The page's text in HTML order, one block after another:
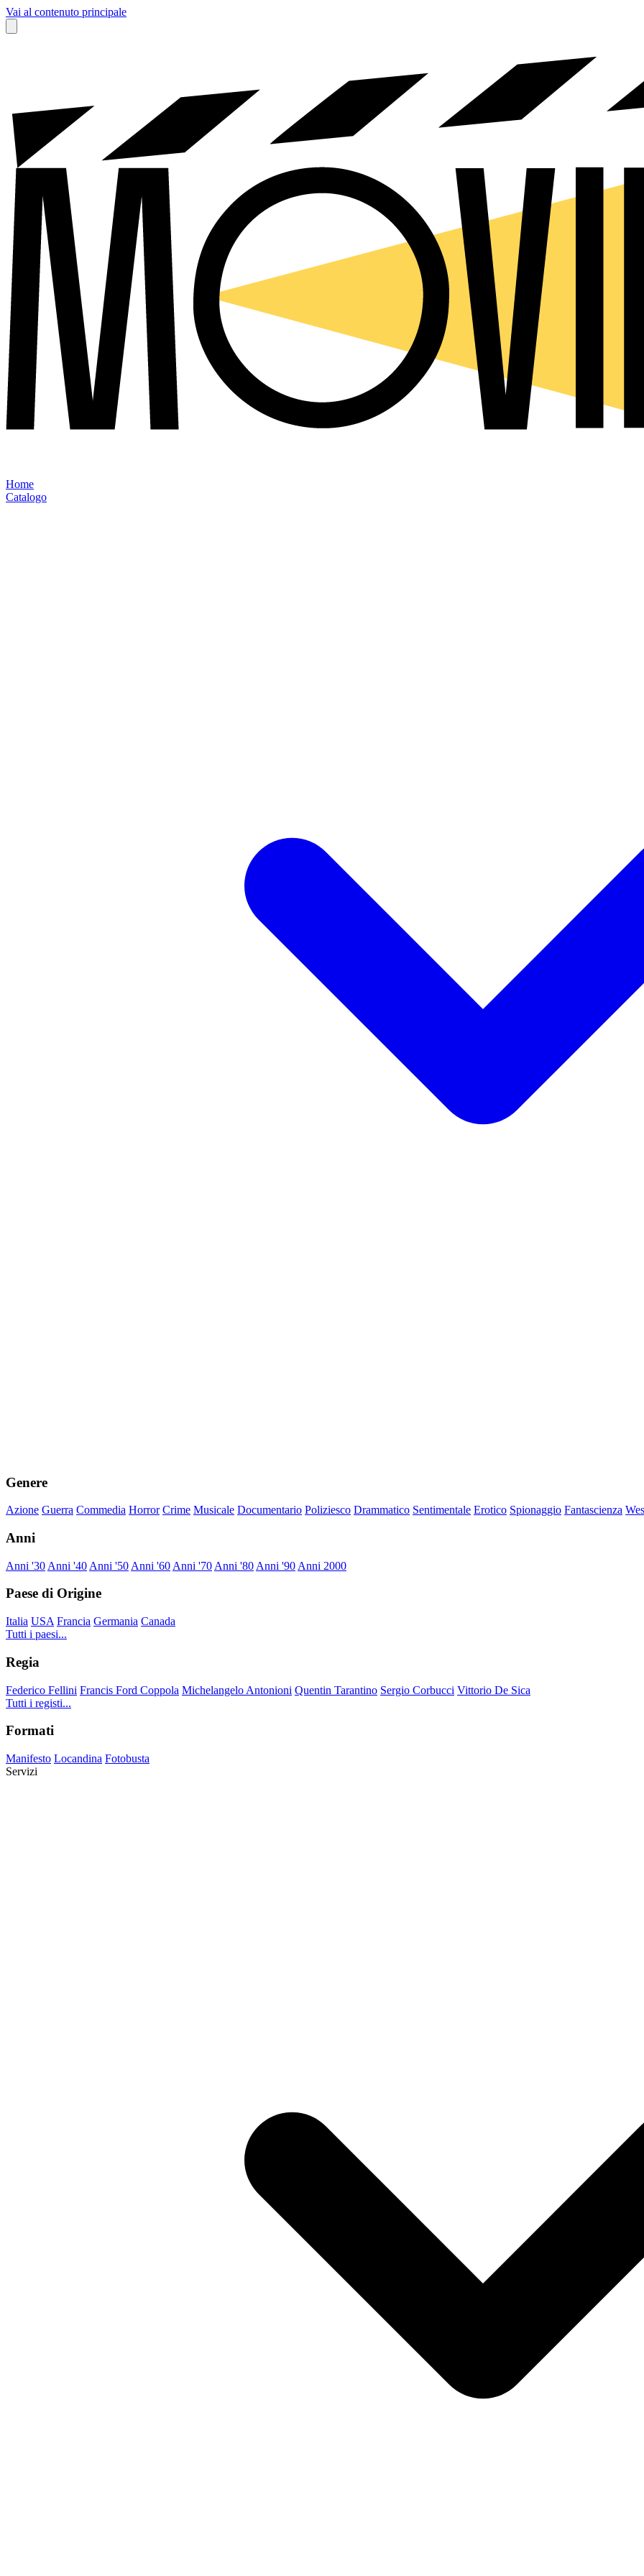
Vai al contenuto principale
Home
Catalogo
Genere
Azione Guerra Commedia Horror Crime Musicale Documentario Poliziesco Drammatico Sentimentale Erotico Spionaggio Fantascienza
Anni
Anni '30 Anni '40 Anni '50 Anni '60 Anni '70 Anni '80 Anni '90 Anni 2000
Paese di Origine
Italia USA Francia Germania Canada
Tutti i paesi...
Regia
Federico Fellini Francis Ford Coppola Michelangelo Antonioni Quentin Tarantino Sergio Corbucci Vittorio De Sica
Tutti i registi...
Formati
Manifesto Locandina Fotobusta
Servizi